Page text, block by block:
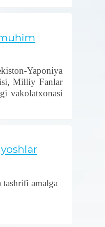
Yaponiya
Milliy Fanlar
vakolatxonasi
tashrifi amalga